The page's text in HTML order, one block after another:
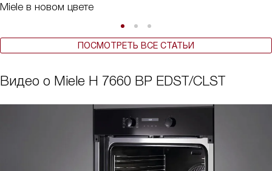
Miele в новом цвете
ПОСМОТРЕТЬ ВСЕ СТАТЬИ
Видео о Miele H 7660 BP EDST/CLST